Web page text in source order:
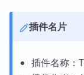
插件名片
插件名称：